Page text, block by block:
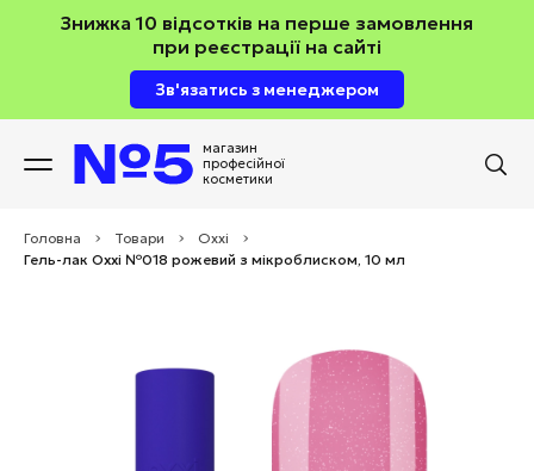
Знижка 10 відсотків на перше замовлення
при реєстрації на сайті
Зв'язатись з менеджером
магазин
професійної
косметики
Головна > Товари > Oxxi
>
Гель-лак Oxxi №018 рожевий з мікроблиском, 10 мл